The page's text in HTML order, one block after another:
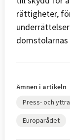
rättigheter,
Ämnen i artikeln
Press- och
Europarådet